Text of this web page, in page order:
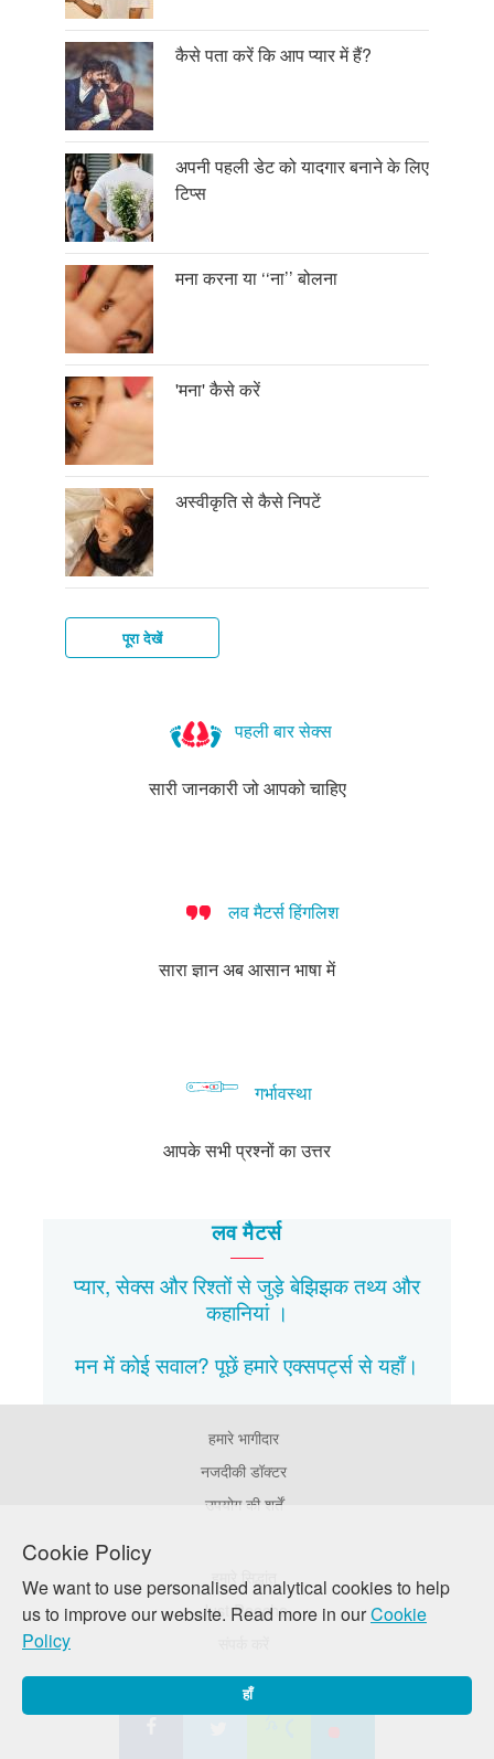
Cookie Policy
We want to use personalised analytical cookies to help
us to improve our website. Read more in ourCookie
Policy
हाँ
कैसे पता करें कि आप प्यार में हैं?
अपनी पहली डेट को यादगार बनाने के लिए
टिप्स
मना करना या ‘‘ना’’ बोलना
'मना' कैसे करें
अस्वीकृति से कैसे निपटें
पूरा देखें
पहली बार सेक्स
सारी जानकारी जो आपको चाहिए
लव मैटर्स हिंगलिश
सारा ज्ञान अब आसान भाषा में
गर्भावस्था
आपके सभी प्रश्नों का उत्तर
लव मैटर्स
प्यार, सेक्स और रिश्तों से जुड़े बेझिझकतथ्यऔर
कहानियां।
मन में कोई सवाल? पूछें हमारे एक्सपर्ट्स सेयहाँ।
हमारे भागीदार
नजदीकी डॉक्टर
उपयोग की शर्तें
Company
हमारे सिद्धांत
Just Poocho